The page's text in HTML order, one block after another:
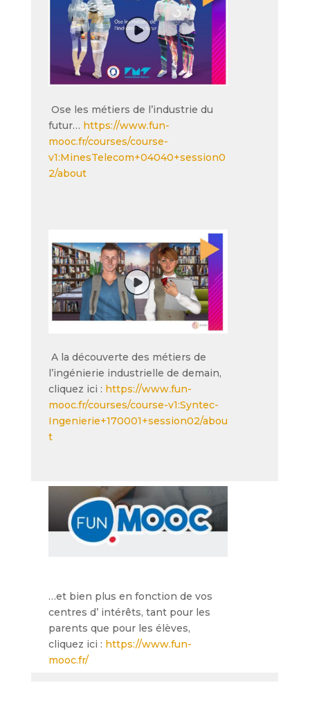
Ose les métiers de l’industrie du
futur… https://www.fun-
mooc.fr/courses/course-
v1:MinesTelecom+04040+session0
2/about
A la découverte des métiers de
l’ingénierie industrielle de demain,
cliquez ici : https://www.fun-
mooc.fr/courses/course-v1:Syntec-
Ingenierie+170001+session02/abou
t
…et bien plus en fonction de vos
centres d’ intérêts, tant pour les
parents que pour les élèves,
cliquez ici : https://www.fun-
mooc.fr/